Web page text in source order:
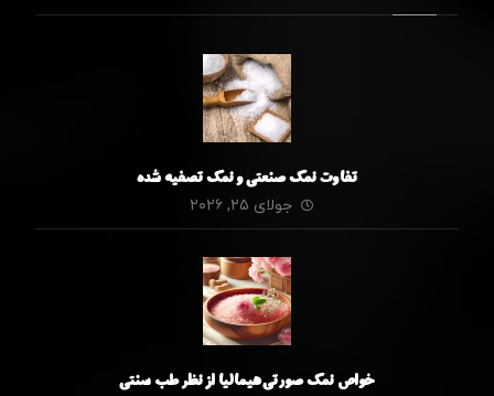
تفاوت نمک صنعتی و نمک تصفیه شده
جولای ۲۵, ۲۰۲۶
خواص نمک صورتی هیمالیا از نظر طب سنتی